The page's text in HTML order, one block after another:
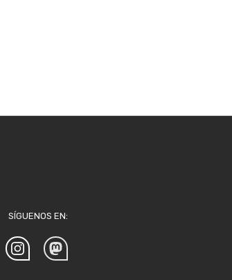
SÍGUENOS EN: